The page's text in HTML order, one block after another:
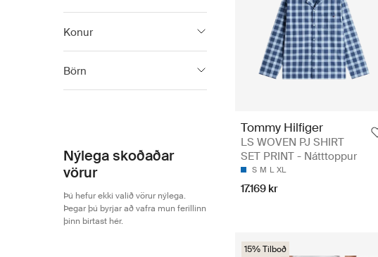
Konur
Tommy Jeans 584
Börn
Nýlega skoðaðar
vörur
Þú hefur ekki valið vörur nýlega.
Þegar þú byrjar að vafra mun ferillinn
þinn birtast hér.
Tommy Hilfiger
LS WOVEN PJ SHIRT
SET PRINT - Nátttoppur
S M L XL
17.169 kr
15% Tilboð